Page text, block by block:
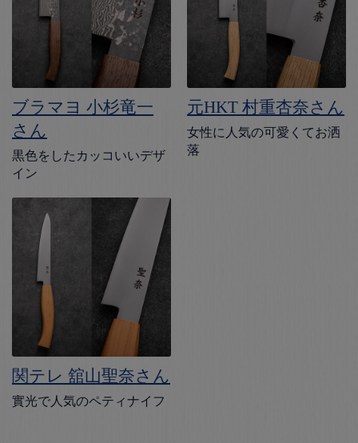
ブラマヨ 小杉竜一
さん
黒色をしたカッコいいデザ
イン
元HKT 村重杏奈さん
女性に人気の可愛くてお洒
落
関テレ 舘山聖奈さん
實光で人気のペティナイフ